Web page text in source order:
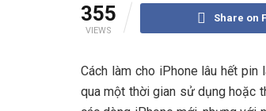
355
VIEWS
Share on
Cách làm cho iPhone lâu hết
qua một thời gian sử dụng hoặc